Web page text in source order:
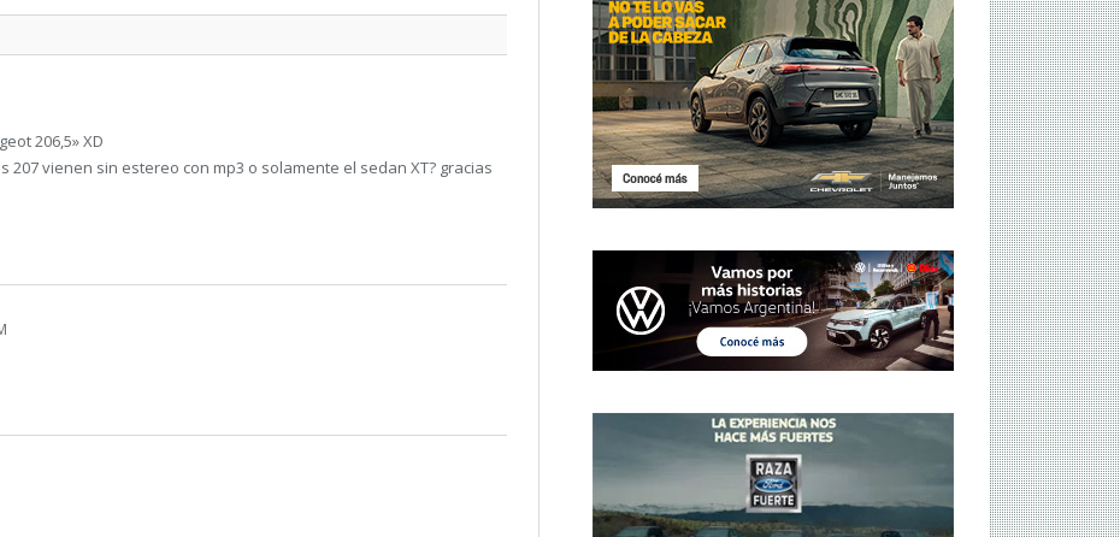
206,5» XD
207 vienen sin estereo con mp3 o solamente el sedan XT? gracias